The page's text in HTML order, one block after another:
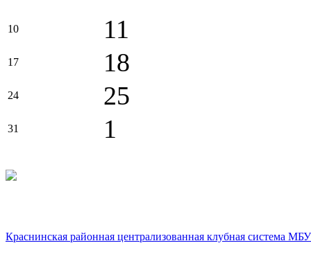
10 11
17 18
24 25
31 1
Краснинская районная централизованная клубная система